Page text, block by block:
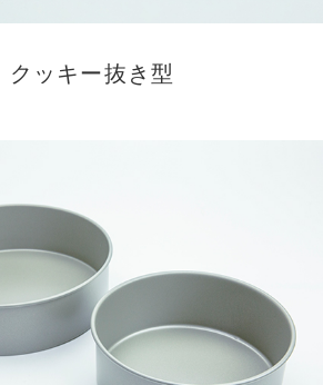
クッキー抜き型